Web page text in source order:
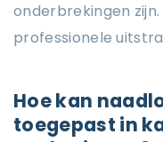
onderbrekingen
professionele
Hoe kan
toegepast in